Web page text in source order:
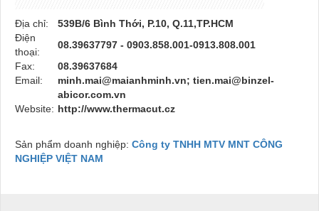
Địa chỉ:
539B/6 Bình Thới, P.10, Q.11,TP.HCM
Điện
thoại:
08.39637797 - 0903.858.001-0913.808.001
Fax:
08.39637684
Email:
minh.mai@maianhminh.vn; tien.mai@binzel-
abicor.com.vn
Website: http://www.thermacut.cz
Sản phẩm doanh nghiệp: Công ty TNHH MTV MNT CÔNG
NGHIỆP VIỆT NAM